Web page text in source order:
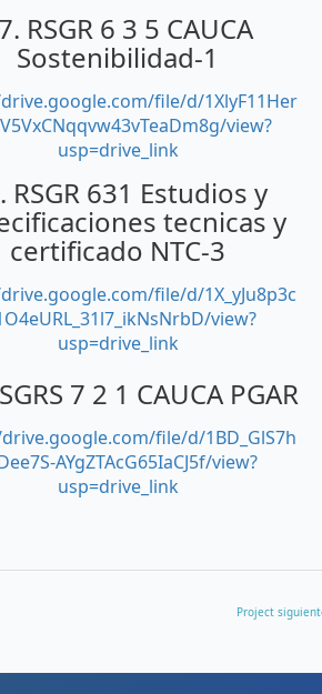
RSGR 6 3 5 CAUCA
Sostenibilidad-1
file/d/1XlyF11Her
view?
usp=drive_link
RSGR 631 Estudios y
tecnicas y
certificado NTC-3
file/d/1X_yJu8p3c
view?
usp=drive_link
7 2 1 CAUCA PGAR
file/d/1BD_GlS7h
AYgZTAcG65IaCJ5f/view?
usp=drive_link
Project